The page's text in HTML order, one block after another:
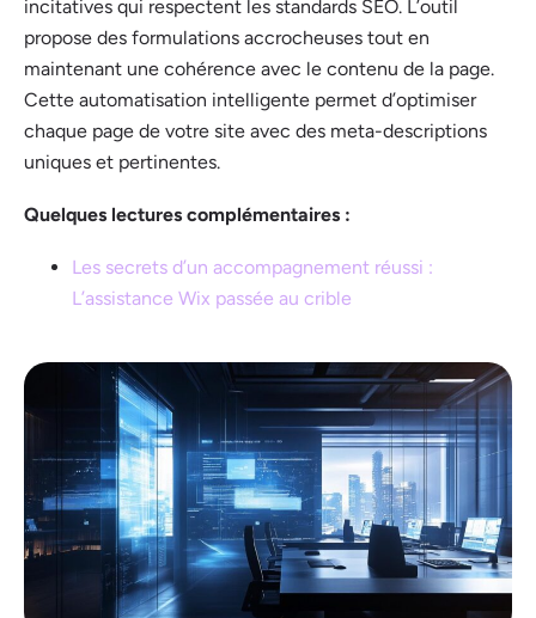
incitatives qui respectent les standards SEO. L’outil
propose des formulations accrocheuses tout en
maintenant une cohérence avec le contenu de la page.
Cette automatisation intelligente permet d’optimiser
chaque page de votre site avec des meta-descriptions
uniques et pertinentes.
Quelques lectures complémentaires :
Les secrets d’un accompagnement réussi :
L’assistance Wix passée au crible